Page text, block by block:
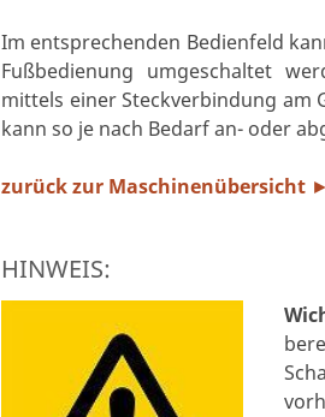
Im entsprechenden Bedienfeld
Fußbedienung umgeschaltet
mittels einer Steckverbindung am
kann so je nach Bedarf an- oder
zurück zur Maschinenübersicht ►
HINWEIS: